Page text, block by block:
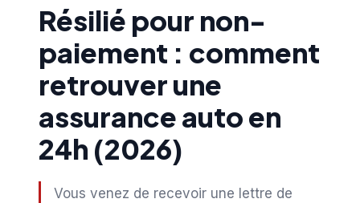
Résilié pour non-
paiement : comment
retrouver une
assurance auto en
24h (2026)
Vous venez de recevoir une lettre de